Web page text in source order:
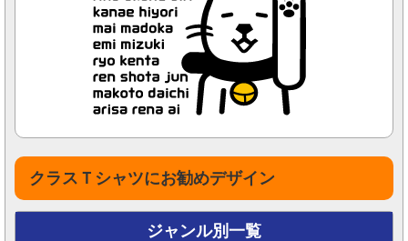
クラスＴシャツにお勧めデザイン
ジャンル別一覧